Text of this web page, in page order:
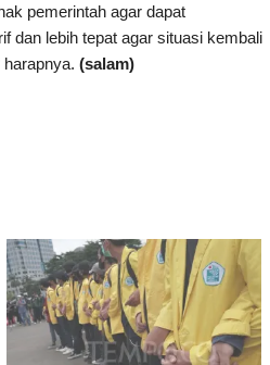
pemerintah agar dapat
dan lebih tepat agar situasi kembali
(salam)